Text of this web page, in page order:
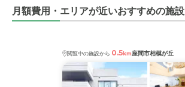
月額費用・エリアが近いおすすめの施設
閲覧中の施設から 0.5km座間市相模が丘